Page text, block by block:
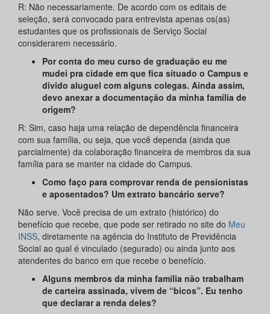
R: Não necessariamente. De acordo com os editais de
seleção, será convocado para entrevista apenas os(as)
estudantes que os profissionais de Serviço Social
considerarem necessário.
Por conta do meu curso de graduação eu me
mudei pra cidade em que fica situado o Campus e
divido aluguel com alguns colegas. Ainda assim,
devo anexar a documentação da minha família de
origem?
R: Sim, caso haja uma relação de dependência financeira
com sua família, ou seja, que você dependa (ainda que
parcialmente) da colaboração financeira de membros da sua
família para se manter na cidade do Campus.
Como faço para comprovar renda de pensionistas
e aposentados? Um extrato bancário serve?
Não serve. Você precisa de um extrato (histórico) do
benefício que recebe, que pode ser retirado no site do Meu
INSS, diretamente na agência do Instituto de Previdência
Social ao qual é vinculado (segurado) ou ainda junto aos
atendentes do banco em que recebe o benefício.
Alguns membros da minha família não trabalham
de carteira assinada, vivem de “bicos”. Eu tenho
que declarar a renda deles?